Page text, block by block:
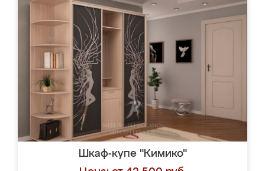
Шкаф-купе "Кимико"